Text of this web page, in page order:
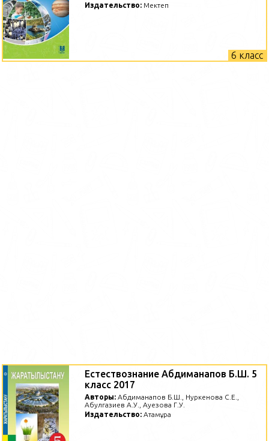
Издательство: Мектеп
6 класс
Естествознание Абдиманапов Б.Ш. 5
класс 2017
Авторы: Абдиманапов Б.Ш., Нуркенова С.Е.,
Абулгазиев А.У., Ауезова Г.У.
Издательство: Атамұра